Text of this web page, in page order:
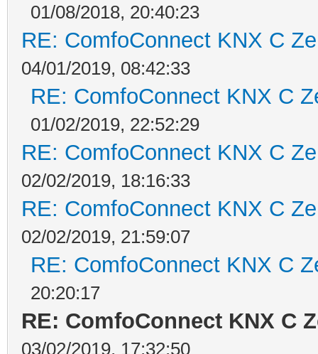
01/08/2018, 20:40:23
RE: ComfoConnect KNX C
04/01/2019, 08:42:33
RE: ComfoConnect KNX C
01/02/2019, 22:52:29
RE: ComfoConnect KNX C
02/02/2019, 18:16:33
RE: ComfoConnect KNX C
02/02/2019, 21:59:07
RE: ComfoConnect KNX C
20:20:17
RE: ComfoConnect KNX C
03/02/2019, 17:32:50